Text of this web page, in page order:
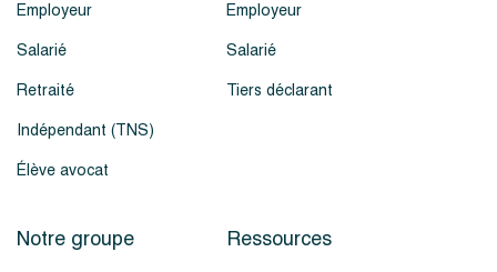
Employeur
Salarié
Retraité
Indépendant (TNS)
Élève avocat
Employeur
Salarié
Tiers déclarant
Notre groupe Ressources